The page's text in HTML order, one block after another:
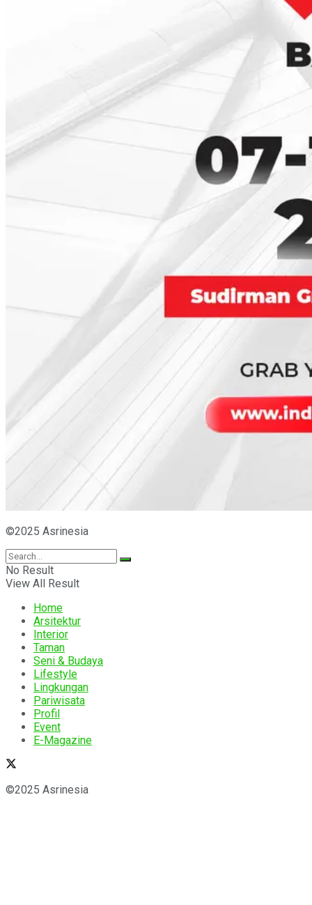
©2025 Asrinesia
No Result
View All Result
Home
Arsitektur
Interior
Taman
Seni & Budaya
Lifestyle
Lingkungan
Pariwisata
Profil
Event
E-Magazine
©2025 Asrinesia